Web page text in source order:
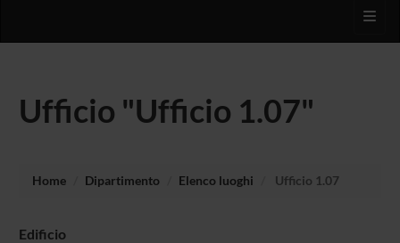
Ufficio "Ufficio 1.07"
Home Dipartimento Elenco luoghi Ufficio 1.07
Edificio